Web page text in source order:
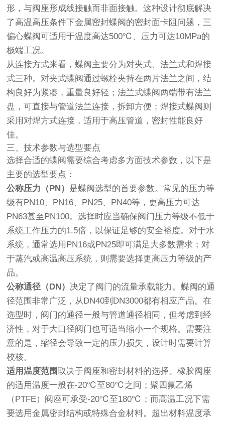
形，与阀座形成线接触而非面接触。这种设计彻底解决
了高温高压条件下金属密封蝶阀的密封面卡阻问题，三
偏心蝶阀可适用于温度高达500℃、压力可达10MPa的
极端工况。
从连接方式来看，蝶阀主要分为对夹式、法兰式和焊接
式三种。对夹式蝶阀通过螺栓夹持在两片法兰之间，结
构良好为紧凑，重量良好轻；法兰式蝶阀两端带有法兰
盘，可直接与管道法兰连接，拆卸方便；焊接式蝶阀则
采用对焊方式连接，适用于高压管道，密封性能良好
佳。
三、技术参数与选型要点
选择合适的蝶阀需要综合考虑多方面技术参数，以下是
主要的选型要点：
公称压力（PN） 是蝶阀选型的首要参数。常见的压力等
级有PN10、PN16、PN25、PN40等，更高压力可达
PN63甚至PN100。选择时应当确保阀门压力等级不低于
系统工作压力的1.5倍，以保证足够的安全裕度。对于水
系统，通常选用PN16或PN25即可满足大多数需求；对
于蒸汽或高温高压系统，则需要选择更高压力等级的产
品。
公称通径（DN） 决定了阀门的流量承载能力。蝶阀的通
径范围非常广泛，从DN40到DN3000都有相应产品。在
选型时，阀门的通径一般与管道通径相同，但考虑到经
济性，对于大口径阀门也可适当缩小一个规格。需要注
意的是，缩径会导致一定的压力损失，设计时需要计算
校核。
适用温度范围取决于阀座和密封材料的选择。橡胶阀座
的适用温度一般在-20℃至80℃之间；聚四氟乙烯
（PTFE）阀座可承受-20℃至180℃；而高温工况下需
要选用金属密封结构或特殊合金材料。超出材料温度承